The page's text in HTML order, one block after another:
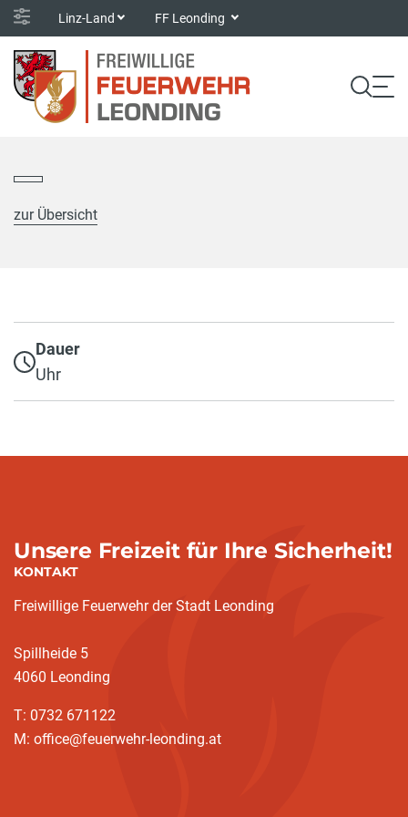
Linz-Land FF Leonding
zur Übersicht
Dauer
Uhr
Unsere Freizeit für Ihre Sicherheit!
KONTAKT
Freiwillige Feuerwehr der Stadt Leonding
Spillheide 5
4060 Leonding
T: 0732 671122
M: office@feuerwehr-leonding.at